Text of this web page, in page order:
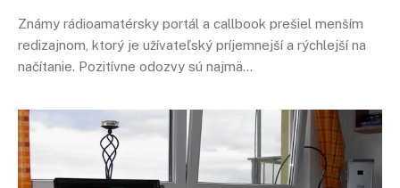
Známy rádioamatérsky portál a callbook prešiel menším
redizajnom, ktorý je užívateľský príjemnejší a rýchlejší na
načítanie. Pozitívne odozvy sú najmä…